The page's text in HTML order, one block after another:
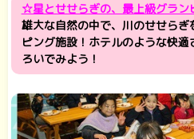
☆星とせせらぎの、最上級グラ
雄大な自然の中で、川のせせら
ピング施設！ホテルのような快
ろいでみよう！